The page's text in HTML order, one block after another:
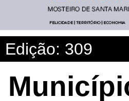
Edição: 309